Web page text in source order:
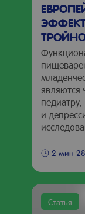
являются
и
2 мин
Статья